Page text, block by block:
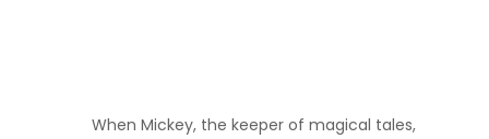
When Mickey, the keeper of magical tales,